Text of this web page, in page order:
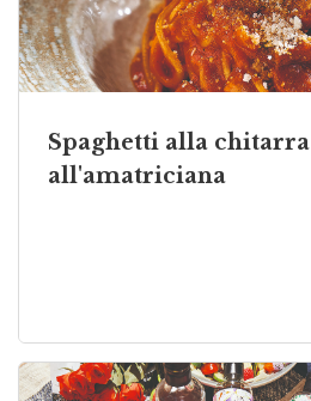
Spaghetti alla chitarra
all'amatriciana